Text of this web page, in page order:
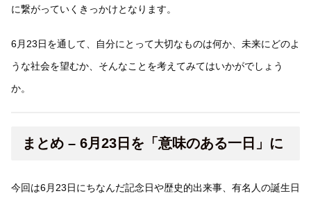
に繋がっていくきっかけとなります。
6月23日を通して、自分にとって大切なものは何か、未来にどのよ
うな社会を望むか、そんなことを考えてみてはいかがでしょう
か。
まとめ – 6月23日を「意味のある一日」に
今回は6月23日にちなんだ記念日や歴史的出来事、有名人の誕生日